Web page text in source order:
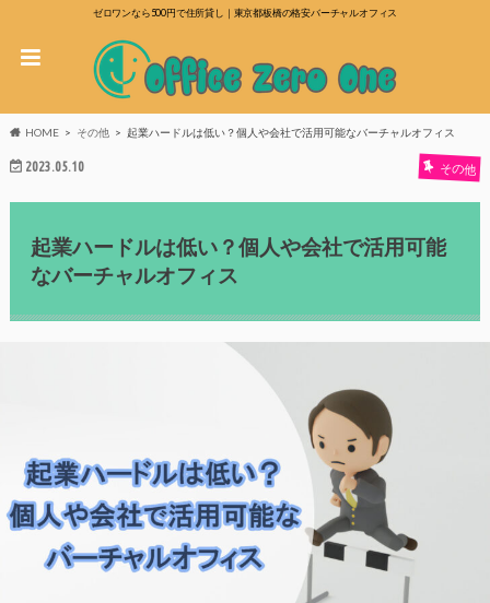
ゼロワンなら500円で住所貸し｜東京都板橋の格安バーチャルオフィス
HOME その他 起業ハードルは低い？個人や会社で活用可能なバーチャルオフィス
2023.05.10 その他
起業ハードルは低い？個人や会社で活用可能
なバーチャルオフィス